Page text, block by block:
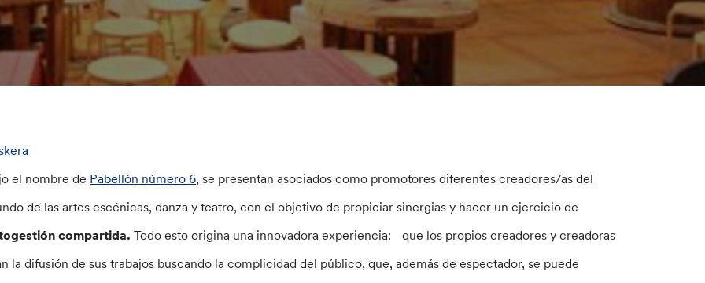
el nombre de Pabellón número 6, se presentan asociados como promotores diferentes creadores/as del
de las artes escénicas, danza y teatro, con el objetivo de propiciar sinergias y hacer un ejercicio de
compartida.Todo esto origina una innovadora experiencia: que los propios creadores y creadoras
la difusión de sus trabajos buscando la complicidad del público, que, además de espectador, se puede